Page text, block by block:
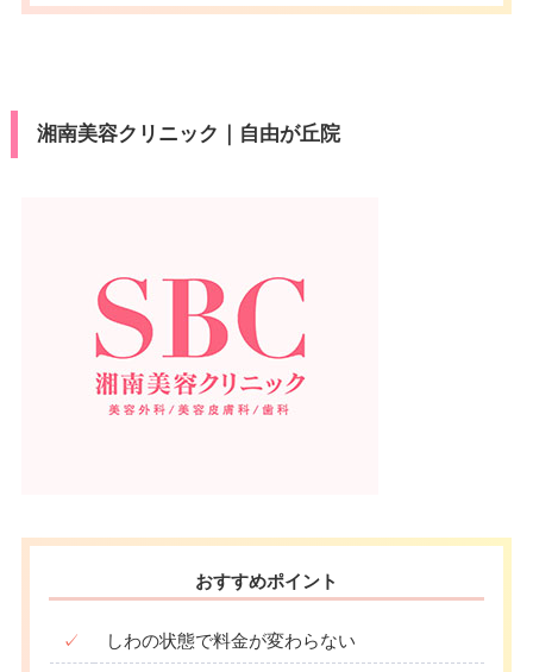
湘南美容クリニック｜自由が丘院
おすすめポイント
✓ しわの状態で料金が変わらない